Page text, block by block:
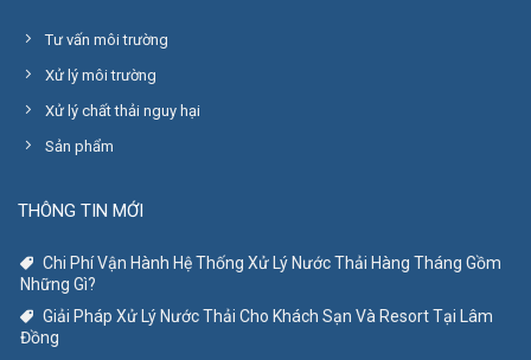
Tư vấn môi trường
Xử lý môi trường
Xử lý chất thải nguy hại
Sản phẩm
THÔNG TIN MỚI
Chi Phí Vận Hành Hệ Thống Xử Lý Nước Thải Hàng Tháng Gồm
Những Gì?
Giải Pháp Xử Lý Nước Thải Cho Khách Sạn Và Resort Tại Lâm
Đồng